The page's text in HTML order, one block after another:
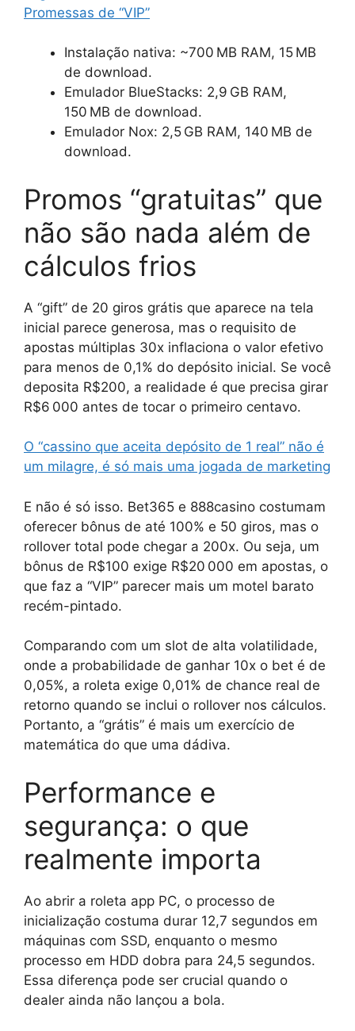
Promessas de “VIP”
Instalação nativa: ~700 MB RAM, 15 MB
de download.
Emulador BlueStacks: 2,9 GB RAM,
150 MB de download.
Emulador Nox: 2,5 GB RAM, 140 MB de
download.
Promos “gratuitas” que
não são nada além de
cálculos frios
A “gift” de 20 giros grátis que aparece na tela
inicial parece generosa, mas o requisito de
apostas múltiplas 30x inflaciona o valor efetivo
para menos de 0,1% do depósito inicial. Se você
deposita R$200, a realidade é que precisa girar
R$6 000 antes de tocar o primeiro centavo.
O “cassino que aceita depósito de 1 real” não é
um milagre, é só mais uma jogada de marketing
E não é só isso. Bet365 e 888casino costumam
oferecer bônus de até 100% e 50 giros, mas o
rollover total pode chegar a 200x. Ou seja, um
bônus de R$100 exige R$20 000 em apostas, o
que faz a “VIP” parecer mais um motel barato
recém-pintado.
Comparando com um slot de alta volatilidade,
onde a probabilidade de ganhar 10x o bet é de
0,05%, a roleta exige 0,01% de chance real de
retorno quando se inclui o rollover nos cálculos.
Portanto, a “grátis” é mais um exercício de
matemática do que uma dádiva.
Performance e
segurança: o que
realmente importa
Ao abrir a roleta app PC, o processo de
inicialização costuma durar 12,7 segundos em
máquinas com SSD, enquanto o mesmo
processo em HDD dobra para 24,5 segundos.
Essa diferença pode ser crucial quando o
dealer ainda não lançou a bola.